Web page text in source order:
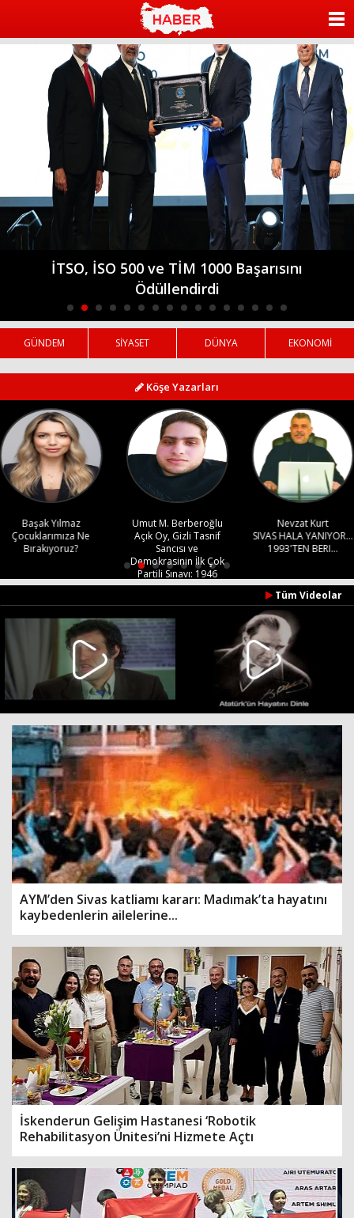
Arsuz, HBB’nin Dokunuşlarıyla Çiçek Açıyor!
GÜNDEM SİYASET DÜNYA EKONOMİ
Köşe Yazarları
Umut M. Berberoğlu
Açık Oy, Gizli Tasnif
Sancısı ve
Seçimleri
Nevzat Kurt
SIVAS HALA YANIYOR...
1993'TEN BERI...
Demet Medine
Akdoğan
“Sevgi neydi emekti”
Tüm Videolar
AYM’den Sivas katliamı kararı: Madımak’ta hayatını
kaybedenlerin ailelerine...
İskenderun Gelişim Hastanesi ‘Robotik
Rehabilitasyon Ünitesi’ni Hizmete Açtı
KATEGORİLER
YAZARLAR
ANKETLER
FOTO GALERİ
VİDEO GALERİ
KÜNYE
Haberin Doğru Adresi.